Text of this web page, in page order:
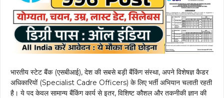
भारतीय स्टेट बैंक (एसबीआई), देश की सबसे बड़ी बैंकिंग संस्था, अपने विशेषज्ञ कैडर
अधिकारियों (Specialist Cadre Officers) के लिए भर्ती अभियान चलाती रहती
है। ये पद केवल सामान्य बैंकिंग कार्य से इतर, विशिष्ट कौशल और तकनीकी ज्ञान की